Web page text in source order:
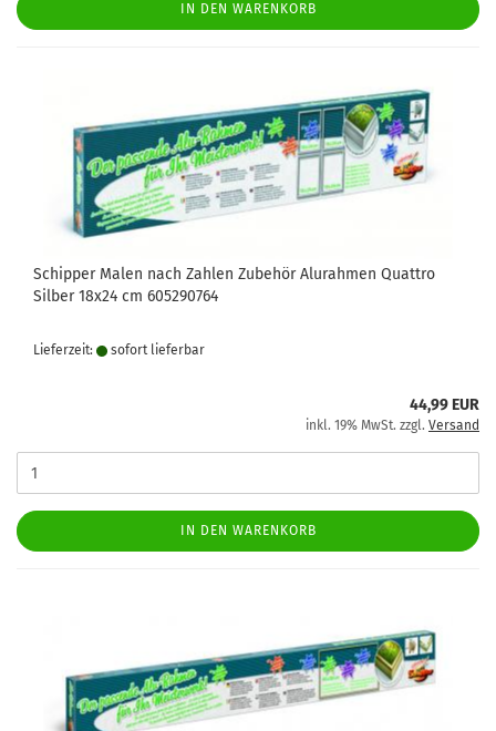
IN DEN WARENKORB
Schipper Malen nach Zahlen Zubehör Alurahmen Quattro
Silber 18x24 cm 605290764
Lieferzeit: sofort lie­fer­bar
44,99 EUR
inkl. 19% MwSt. zzgl. Versand
IN DEN WARENKORB